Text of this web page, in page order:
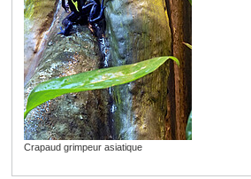
Crapaud grimpeur asiatique